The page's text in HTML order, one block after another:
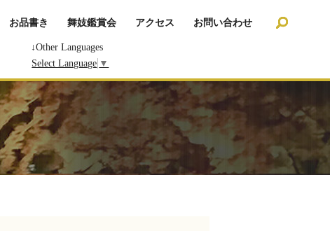
↓Other Languages
Select Language ▼
お品書き 舞妓鑑賞会 アクセス お問い合わせ